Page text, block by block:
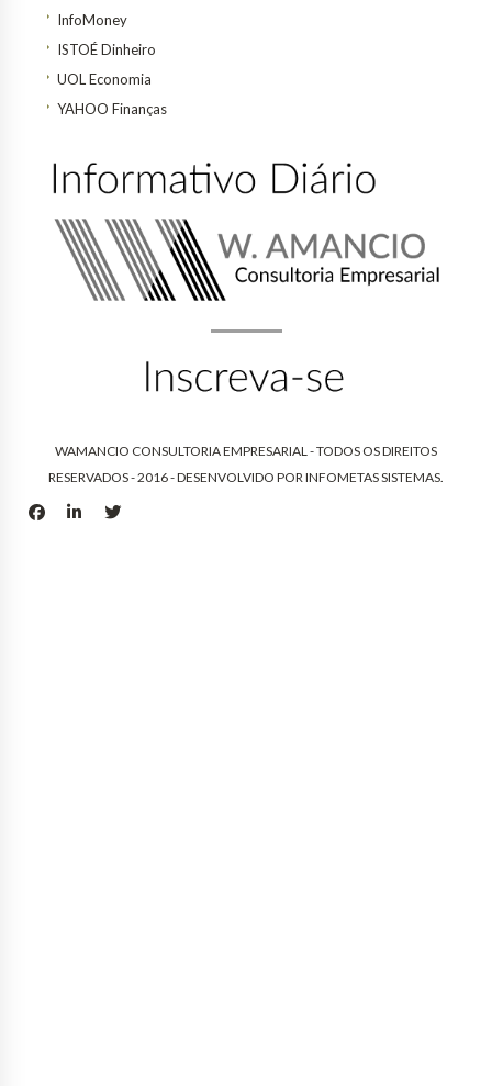
InfoMoney
ISTOÉ Dinheiro
UOL Economia
YAHOO Finanças
WAMANCIO CONSULTORIA EMPRESARIAL - TODOS OS DIREITOS
RESERVADOS - 2016 - DESENVOLVIDO POR INFOMETAS SISTEMAS